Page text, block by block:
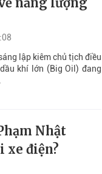
lập kiêm chủ tịch điều
khí lớn (Big Oil) đang
Nhật
xe điện?